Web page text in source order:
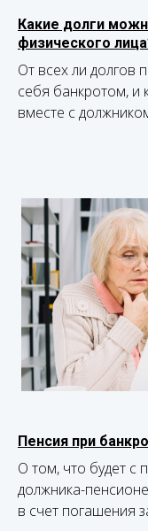
Какие долги
физического
От всех ли долгов
себя банкротом, и
вместе с
Пенсия при
О том, что будет с
должника-
в счет погашения